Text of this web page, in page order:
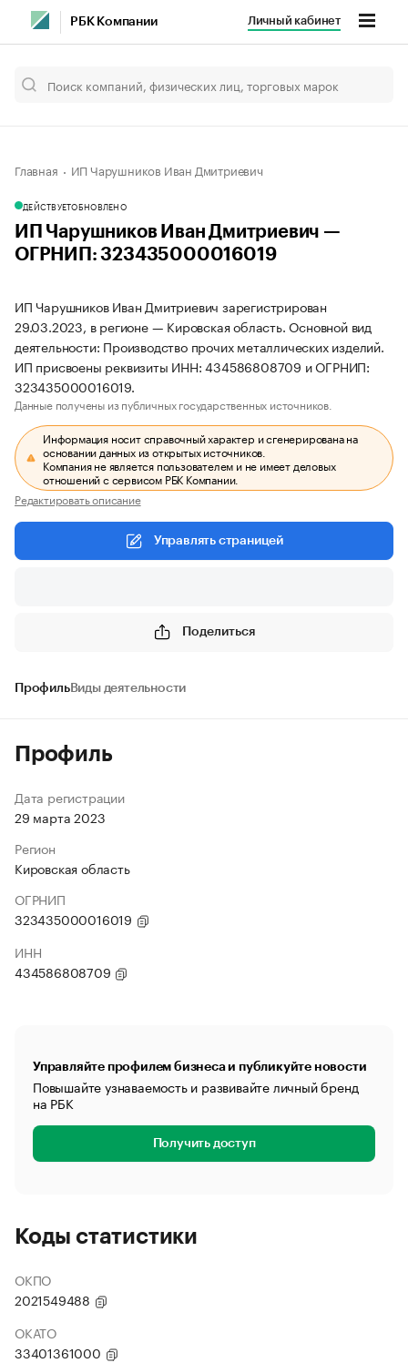
РБК Компании Личный кабинет
Главная ИП Чарушников Иван Дмитриевич
ДЕЙСТВУЕТОБНОВЛЕНО
ИП Чарушников Иван Дмитриевич —
ОГРНИП: 323435000016019
ИП Чарушников Иван Дмитриевич зарегистрирован
29.03.2023, в регионе — Кировская область. Основной вид
деятельности: Производство прочих металлических изделий.
ИП присвоены реквизиты ИНН: 434586808709 и ОГРНИП:
323435000016019.
Данные получены из публичных государственных источников.
Информация носит справочный характер и сгенерирована на
основании данных из открытых источников.
Компания не является пользователем и не имеет деловых
отношений с сервисом РБК Компании.
Редактировать описание
Управлять страницей
Поделиться
ПрофильВиды деятельности
Профиль
Дата регистрации
29 марта 2023
Регион
Кировская область
ОГРНИП
323435000016019
ИНН
434586808709
Управляйте профилем бизнеса и публикуйте новости
Повышайте узнаваемость и развивайте личный бренд
на РБК
Получить доступ
Коды статистики
ОКПО
2021549488
ОКАТО
33401361000